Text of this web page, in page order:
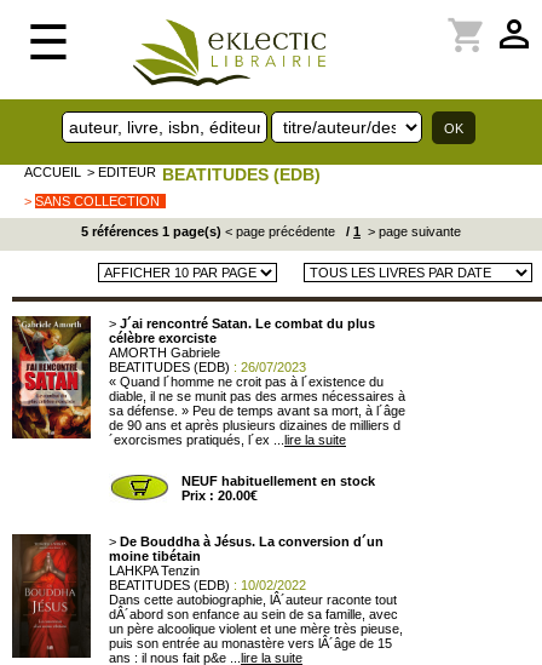
☰ perm_identity
shopping_cart
ACCUEIL > EDITEUR BEATITUDES (EDB)
> SANS COLLECTION
5 références 1 page(s) < page précédente / 1 > page suivante
> J´ai rencontré Satan. Le combat du plus
célèbre exorciste
AMORTH Gabriele
BEATITUDES (EDB) : 26/07/2023
« Quand l´homme ne croit pas à l´existence du
diable, il ne se munit pas des armes nécessaires à
sa défense. » Peu de temps avant sa mort, à l´âge
de 90 ans et après plusieurs dizaines de milliers d
´exorcismes pratiqués, l´ex ... lire la suite
NEUF habituellement en stock
Prix : 20.00€
> De Bouddha à Jésus. La conversion d´un
moine tibétain
LAHKPA Tenzin
BEATITUDES (EDB) : 10/02/2022
Dans cette autobiographie, lÂ´auteur raconte tout
dÂ´abord son enfance au sein de sa famille, avec
un père alcoolique violent et une mère très pieuse,
puis son entrée au monastère vers lÂ´âge de 15
ans : il nous fait p&e ... lire la suite